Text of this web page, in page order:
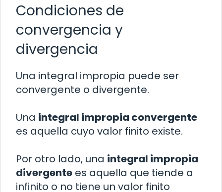
Condiciones de
convergencia y
divergencia
Una integral impropia puede ser
convergente o divergente.
Una integral impropia convergente
es aquella cuyo valor finito existe.
Por otro lado, una integral impropia
divergente es aquella que tiende a
infinito o no tiene un valor finito